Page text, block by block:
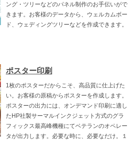
ング・ツリーなどのパネル制作のお手伝いがで
きます。お客様のデータから、ウェルカムボー
ド、ウェディングツリーなどを作成できます。
ポスター印刷
1枚のポスターだからこそ、高品質に仕上げた
い。お客様の原稿からポスターを作成します。
ポスターの出力には、オンデマンド印刷に適し
たHP社製サーマルインクジェット方式のグラ
フィックス最高峰機種にてベテランのオペレー
タが出力します。必要な時に、必要なだけ。１